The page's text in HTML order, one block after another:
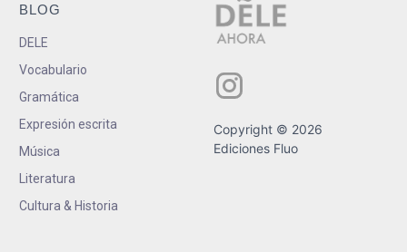
BLOG
DELE
Vocabulario
Gramática
Expresión escrita
Música
Literatura
Cultura & Historia
Copyright © 2026
Ediciones Fluo